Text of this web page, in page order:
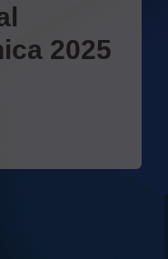
2025